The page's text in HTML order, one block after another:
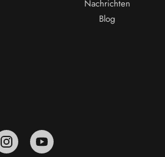
Nachrichten
Blog